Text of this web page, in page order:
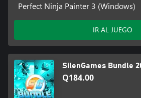
Perfect Ninja Painter 3 (Windows)
IR AL JUEGO
SilenGames Bundle
Q184.00